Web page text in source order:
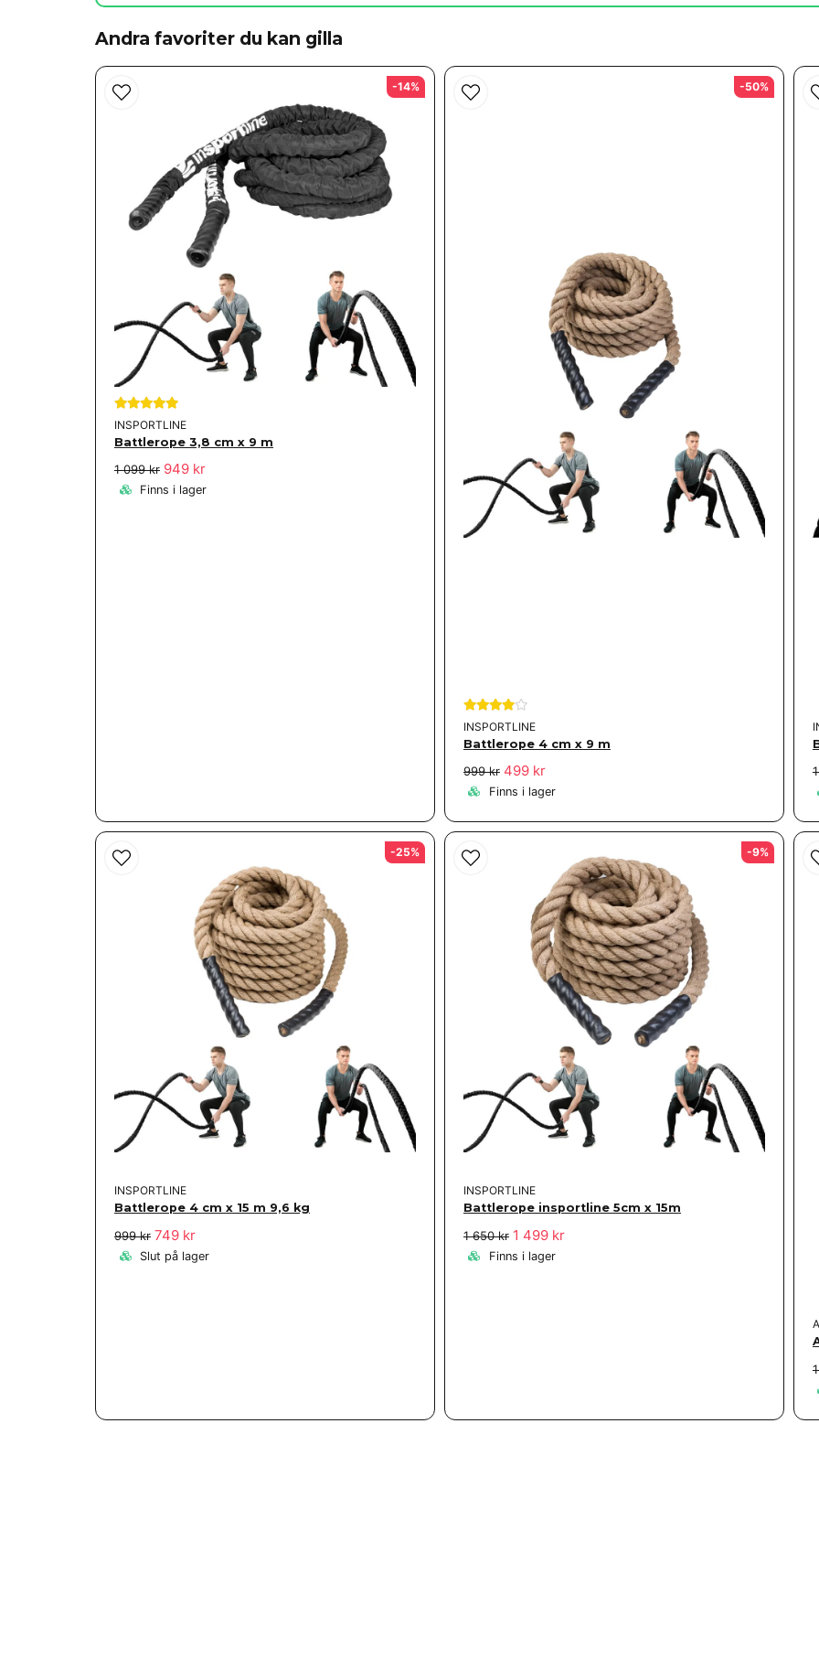
Ja, ni får publicera min fråga
Andra favoriter du kan gilla
INSPORTLINE
Battlerope 3,8 cm x 9 m
1 099 kr 949 kr
Finns i lager
-14%
INSPORTLINE
Battlerope 4 cm x 9 m
999 kr 499 kr
Finns i lager
-50%
INSPORTLINE
Battlerope 4 cm x 15 m 9,6 kg
999 kr 749 kr
Slut på lager
-25%
INSPORTLINE
Battlerope insportline 5cm x 15m
1 650 kr 1 499 kr
Finns i lager
-9%